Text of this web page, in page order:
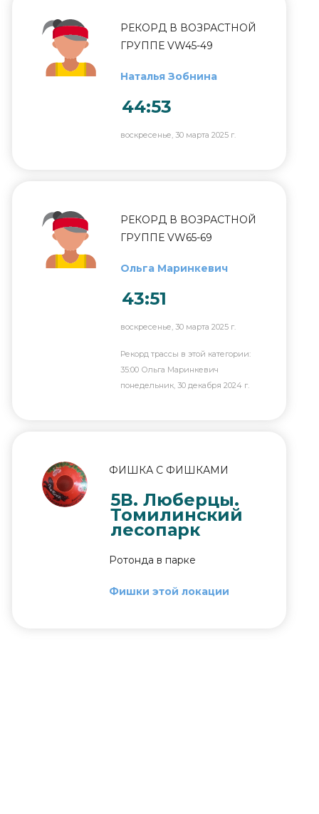
РЕКОРД В ВОЗРАСТНОЙ
ГРУППЕ VW45-49
Наталья Зобнина
44:53
воскресенье, 30 марта 2025 г.
РЕКОРД В ВОЗРАСТНОЙ
ГРУППЕ VW65-69
Ольга Маринкевич
43:51
воскресенье, 30 марта 2025 г.
Рекорд трассы в этой категории:
35:00 Ольга Маринкевич
понедельник, 30 декабря 2024 г.
ФИШКА С ФИШКАМИ
5В. Люберцы.
Томилинский
лесопарк
Ротонда в парке
Фишки этой локации